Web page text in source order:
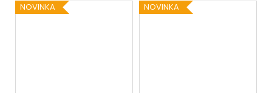
NOVINKA NOVINKA